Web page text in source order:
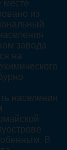
месте
из
завода
на
населения
В